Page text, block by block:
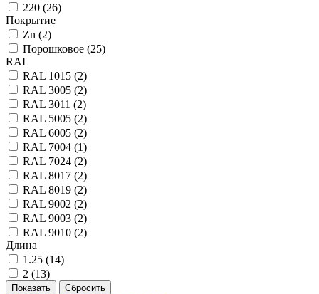
220 (26)
Покрытие
Zn (2)
Порошковое (25)
RAL
RAL 1015 (2)
RAL 3005 (2)
RAL 3011 (2)
RAL 5005 (2)
RAL 6005 (2)
RAL 7004 (1)
RAL 7024 (2)
RAL 8017 (2)
RAL 8019 (2)
RAL 9002 (2)
RAL 9003 (2)
RAL 9010 (2)
Длина
1.25 (14)
2 (13)